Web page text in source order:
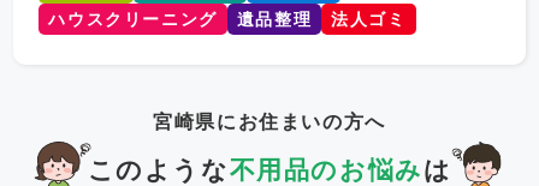
ハウスクリーニング
遺品整理 法人ゴミ
宮崎県にお住まいの方へ
このような不用品のお悩みは